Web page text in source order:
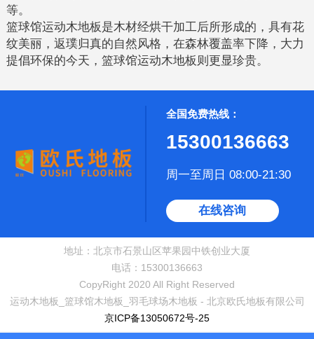
等。
篮球馆运动木地板是木材经烘干加工后所形成的，具有花
纹美丽，返璞归真的自然风格，在森林覆盖率下降，大力
提倡环保的今天，篮球馆运动木地板则更显珍贵。
全国免费热线：
15300136663
周一至周日 08:00-21:30
在线咨询
地址：北京市石景山区苹果园中铁创业大厦
电话：15300136663
CopyRight 2020 All Right Reserved
运动木地板_篮球馆木地板_羽毛球场木地板 - 北京欧氏地板有限公司
京ICP备13050672号-25